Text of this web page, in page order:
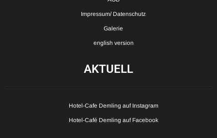
Impressum/ Datenschutz
Galerie
english version
AKTUELL
Hotel-Cafe Demling auf Instagram
Hotel-Café Demling auf Facebook